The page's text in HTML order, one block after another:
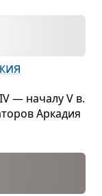
— началу V в.
Арка­дия